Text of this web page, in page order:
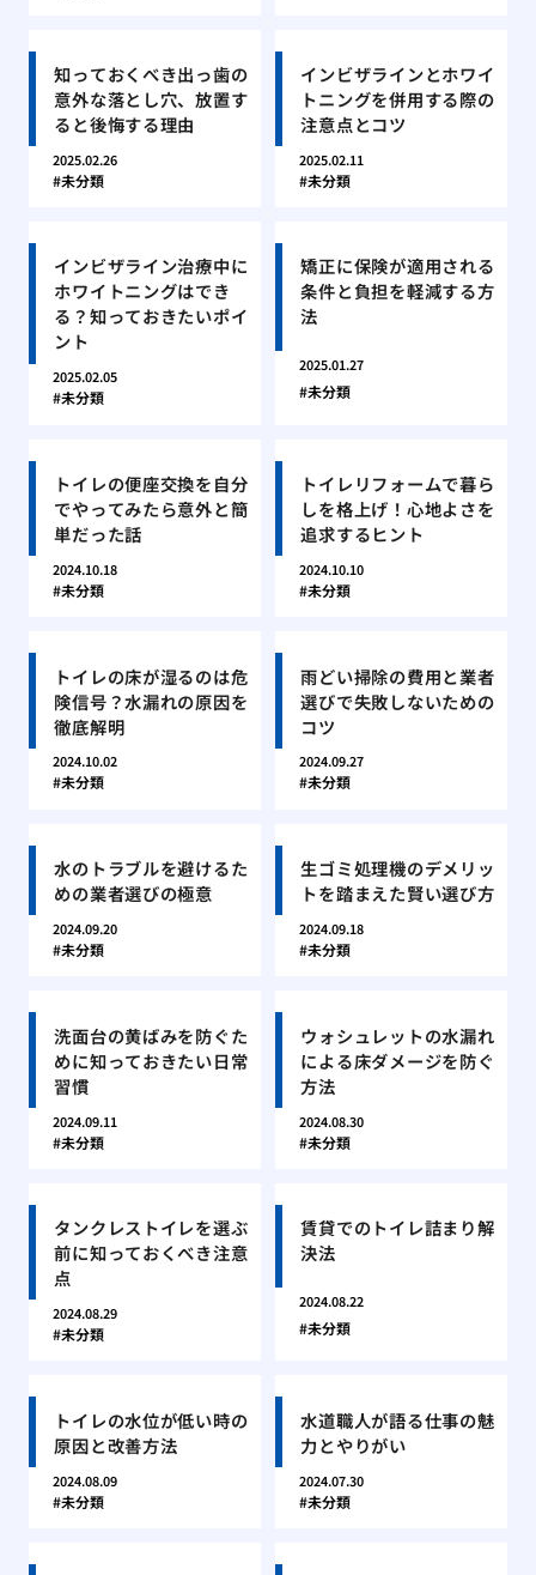
知っておくべき出っ歯の
意外な落とし穴、放置す
ると後悔する理由
2025.02.26
未分類
インビザラインとホワイ
トニングを併用する際の
注意点とコツ
2025.02.11
未分類
インビザライン治療中に
ホワイトニングはでき
る？知っておきたいポイ
ント
2025.02.05
未分類
矯正に保険が適用される
条件と負担を軽減する方
法
2025.01.27
未分類
トイレの便座交換を自分
でやってみたら意外と簡
単だった話
2024.10.18
未分類
トイレリフォームで暮ら
しを格上げ！心地よさを
追求するヒント
2024.10.10
未分類
トイレの床が湿るのは危
険信号？水漏れの原因を
徹底解明
2024.10.02
未分類
雨どい掃除の費用と業者
選びで失敗しないための
コツ
2024.09.27
未分類
水のトラブルを避けるた
めの業者選びの極意
2024.09.20
未分類
生ゴミ処理機のデメリッ
トを踏まえた賢い選び方
2024.09.18
未分類
洗面台の黄ばみを防ぐた
めに知っておきたい日常
習慣
2024.09.11
未分類
ウォシュレットの水漏れ
による床ダメージを防ぐ
方法
2024.08.30
未分類
タンクレストイレを選ぶ
前に知っておくべき注意
点
2024.08.29
未分類
賃貸でのトイレ詰まり解
決法
2024.08.22
未分類
トイレの水位が低い時の
原因と改善方法
2024.08.09
未分類
水道職人が語る仕事の魅
力とやりがい
2024.07.30
未分類